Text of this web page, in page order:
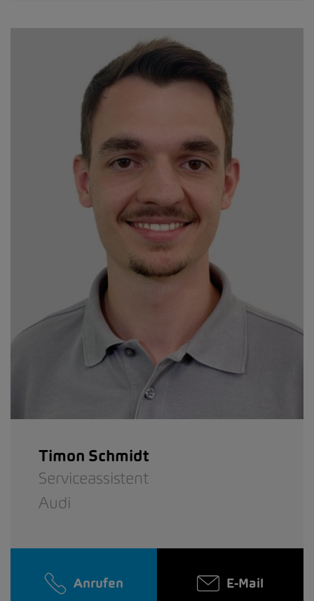
Timon Schmidt
Serviceassistent
Audi
Anrufen E-Mail